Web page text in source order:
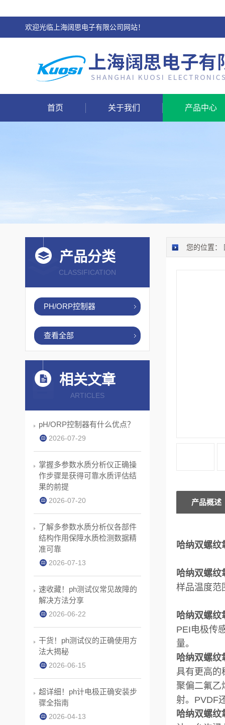
欢迎光临上海阔思电子有限公司网站！
首页 关于我们 产品中心
您的位置：
产品概述
哈纳双螺纹
哈纳双螺纹
样品温度范
哈纳双螺纹
PEI电极传
量。
哈纳双螺纹
具有更高的
聚偏二氟乙
射。PVDF
哈纳双螺纹
产品分类
CLASSIFICATION
PH/ORP控制器
查看全部
相关文章
ARTICLES
pH/ORP控制器有什么优点？
2026-07-29
掌握多参数水质分析仪正确操
作步骤是获得可靠水质评估结
果的前提
2026-07-20
了解多参数水质分析仪各部件
结构作用保障水质检测数据精
准可靠
2026-07-13
速收藏！ph测试仪常见故障的
解决方法分享
2026-06-22
干货！ph测试仪的正确使用方
法大揭秘
2026-06-15
超详细！ph计电极正确安装步
骤全指南
2026-04-13